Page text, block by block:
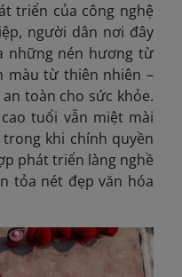
triển của công nghệ
người dân nơi đây
những nén hương từ
màu từ thiên nhiên –
toàn cho sức khỏe.
tuổi vẫn miệt mài
khi chính quyền
phát triển làng nghề
tỏa nét đẹp văn hóa